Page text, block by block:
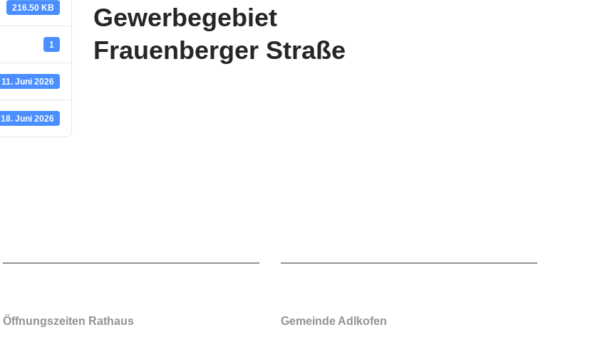
216.50 KB
1
11. Juni 2026
18. Juni 2026
Gewerbegebiet
Frauenberger Straße
Öffnungszeiten Rathaus Gemeinde Adlkofen